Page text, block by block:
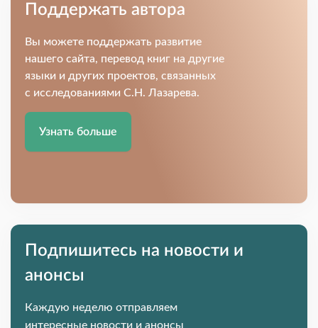
Поддержать автора
Вы можете поддержать развитие
нашего сайта, перевод книг на другие
языки и других проектов, связанных
с исследованиями С.Н. Лазарева.
Узнать больше
Подпишитесь на новости и
анонсы
Каждую неделю отправляем
интересные новости и анонсы